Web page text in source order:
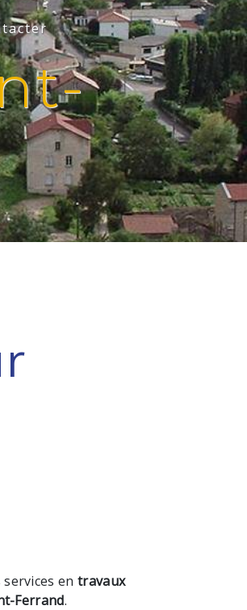
services entravaux
Ferrand.